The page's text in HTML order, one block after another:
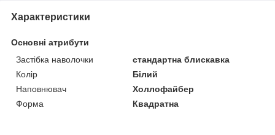
Характеристики
Основні атрибути
Застібка наволочки
стандартна блискавка
Колір
Білий
Наповнювач
Холлофайбер
Форма
Квадратна